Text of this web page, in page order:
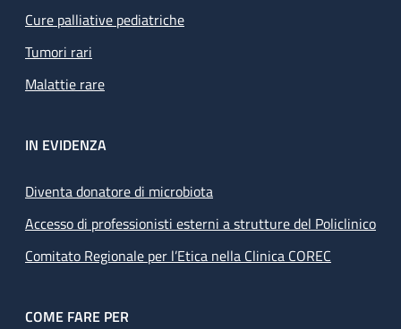
Cure palliative pediatriche
Tumori rari
Malattie rare
IN EVIDENZA
Diventa donatore di microbiota
Accesso di professionisti esterni a strutture del Policlinico
Comitato Regionale per l’Etica nella Clinica COREC
COME FARE PER